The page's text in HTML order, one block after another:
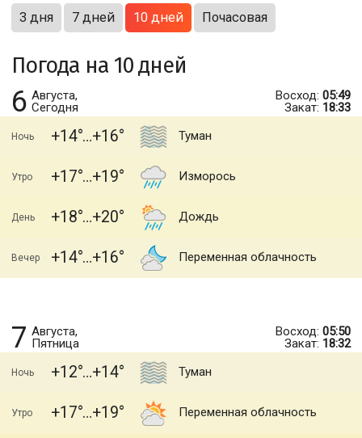
3 дня 7 дней 10 дней Почасовая
Погода на 10 дней
6 Августа,
Сегодня
Восход: 05:49
Закат: 18:33
Ночь +14 +16 Туман
Утро +17 +19 Изморось
День +18 +20 Дождь
Вечер +14 +16 Переменная облачность
7 Августа,
Пятница
Восход: 05:50
Закат: 18:32
Ночь +12 +14 Туман
Утро +17 +19 Переменная облачность